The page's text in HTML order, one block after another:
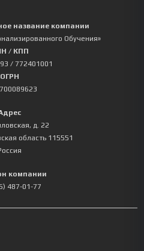
название компании
Обучения»
/ КПП
/ 772401001
ОГРН
д. 22
область 115551
компании
487-01-77